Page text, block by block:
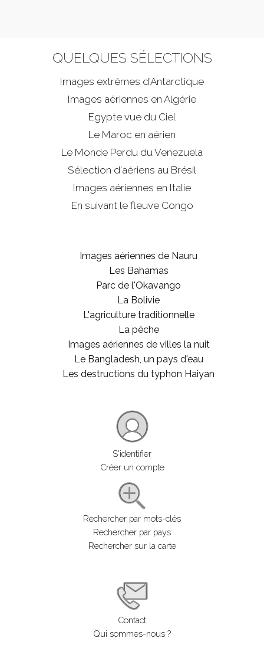
QUELQUES SÉLECTIONS
Images extrêmes d'Antarctique
Images aériennes en Algérie
Egypte vue du Ciel
Le Maroc en aérien
Le Monde Perdu du Venezuela
Sélection d'aériens au Brésil
Images aériennes en Italie
En suivant le fleuve Congo
Images aériennes de Nauru
Les Bahamas
Parc de l'Okavango
La Bolivie
L'agriculture traditionnelle
La pêche
Images aériennes de villes la nuit
Le Bangladesh, un pays d'eau
Les destructions du typhon Haiyan
S'identifier
Créer un compte
Rechercher par mots-clés
Rechercher par pays
Rechercher sur la carte
Contact
Qui sommes-nous ?